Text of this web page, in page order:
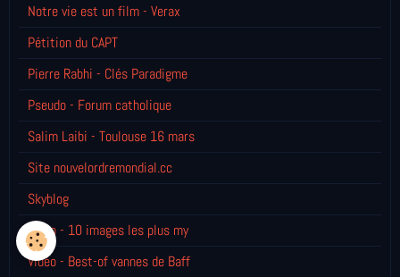
Notre vie est un film - Verax
Pétition du CAPT
Pierre Rabhi - Clés Paradigme
Pseudo - Forum catholique
Salim Laibi - Toulouse 16 mars
Site nouvelordremondial.cc
Skyblog
Vidéo - 10 images les plus my
Vidéo - Best-of vannes de Baff